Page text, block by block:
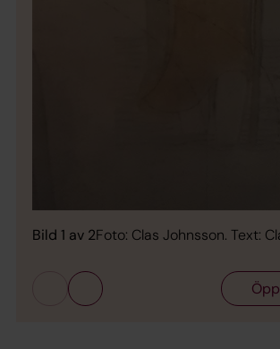
Bild 1 av 2Foto: Clas Johnsson. Text: